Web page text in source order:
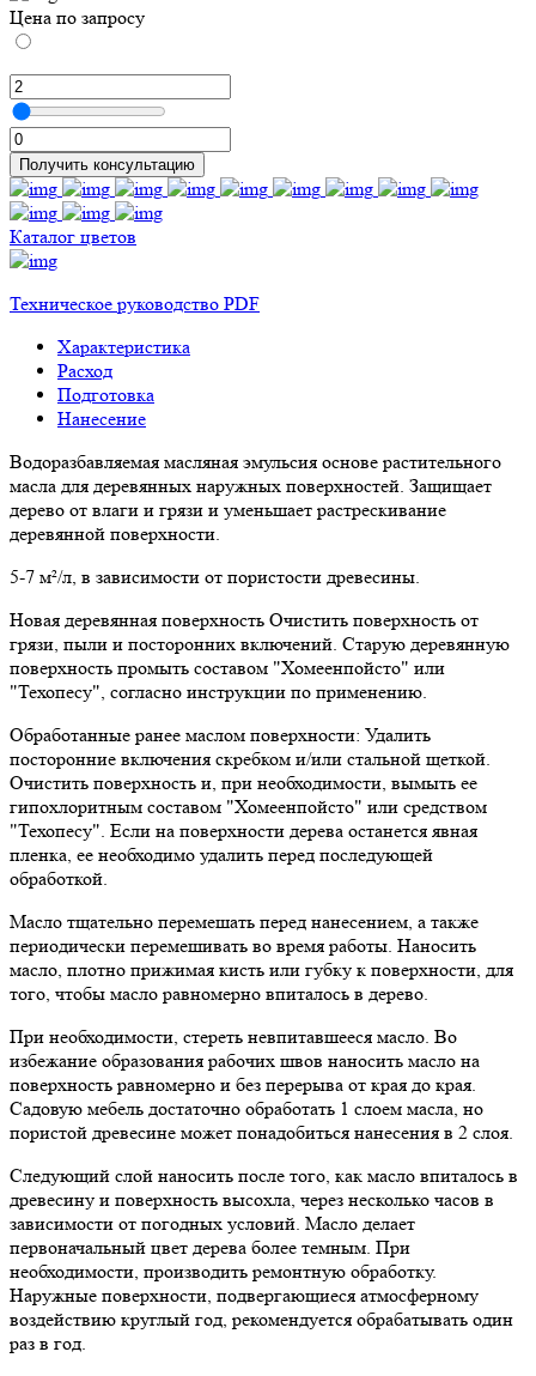
Цена по запросу
Получить консультацию
Каталог цветов
Техническое руководство PDF
Характеристика
Расход
Подготовка
Нанесение
Водоразбавляемая масляная эмульсия основе растительного
масла для деревянных наружных поверхностей. Защищает
дерево от влаги и грязи и уменьшает растрескивание
деревянной поверхности.
5-7 м²/л, в зависимости от пористости древесины.
Новая деревянная поверхность Очистить поверхность от
грязи, пыли и посторонних включений. Старую деревянную
поверхность промыть составом "Хомеенпойсто" или
"Техопесу", согласно инструкции по применению.
Обработанные ранее маслом поверхности: Удалить
посторонние включения скребком и/или стальной щеткой.
Очистить поверхность и, при необходимости, вымыть ее
гипохлоритным составом "Хомеенпойсто" или средством
"Техопесу". Если на поверхности дерева останется явная
пленка, ее необходимо удалить перед последующей
обработкой.
Масло тщательно перемешать перед нанесением, а также
периодически перемешивать во время работы. Наносить
масло, плотно прижимая кисть или губку к поверхности, для
того, чтобы масло равномерно впиталось в дерево.
При необходимости, стереть невпитавшееся масло. Во
избежание образования рабочих швов наносить масло на
поверхность равномерно и без перерыва от края до края.
Садовую мебель достаточно обработать 1 слоем масла, но
пористой древесине может понадобиться нанесения в 2 слоя.
Следующий слой наносить после того, как масло впиталось в
древесину и поверхность высохла, через несколько часов в
зависимости от погодных условий. Масло делает
первоначальный цвет дерева более темным. При
необходимости, производить ремонтную обработку.
Наружные поверхности, подвергающиеся атмосферному
воздействию круглый год, рекомендуется обрабатывать один
раз в год.